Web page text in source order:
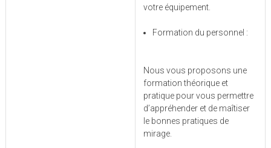
votre équipement.
Formation du personnel :
Nous vous proposons une
formation théorique et
pratique pour vous permettre
d’appréhender et de maîtiser
le bonnes pratiques de
mirage.